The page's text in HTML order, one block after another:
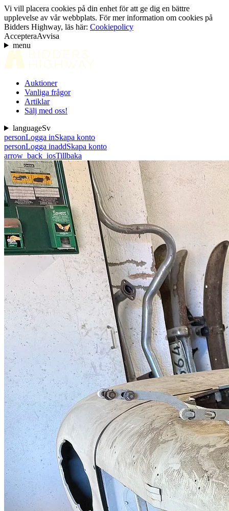
Vi vill placera cookies på din enhet för att ge dig en bättre
upplevelse av vår webbplats. För mer information om cookies på
Bidders Highway, läs här: Cookiepolicy
AccepteraAvvisa
menu
Auktioner
Vanliga frågor
Artiklar
Sälj med oss!
languageSv
personLogga inSkapa konto
personLogga inaddSkapa konto
arrow_back_iosTillbaka